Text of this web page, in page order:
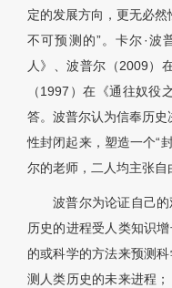
定的发展方向，更无必
不可预测的”。卡尔·波
人》、波普尔（2009）
（1997）在《通往奴役
答。波普尔认为信奉历
性封闭起来，塑造一个“
尔的老师，二人均主张自
波普尔为论证自己
历史的进程受人类知识
的或科学的方法来预测
测人类历史的未来进程